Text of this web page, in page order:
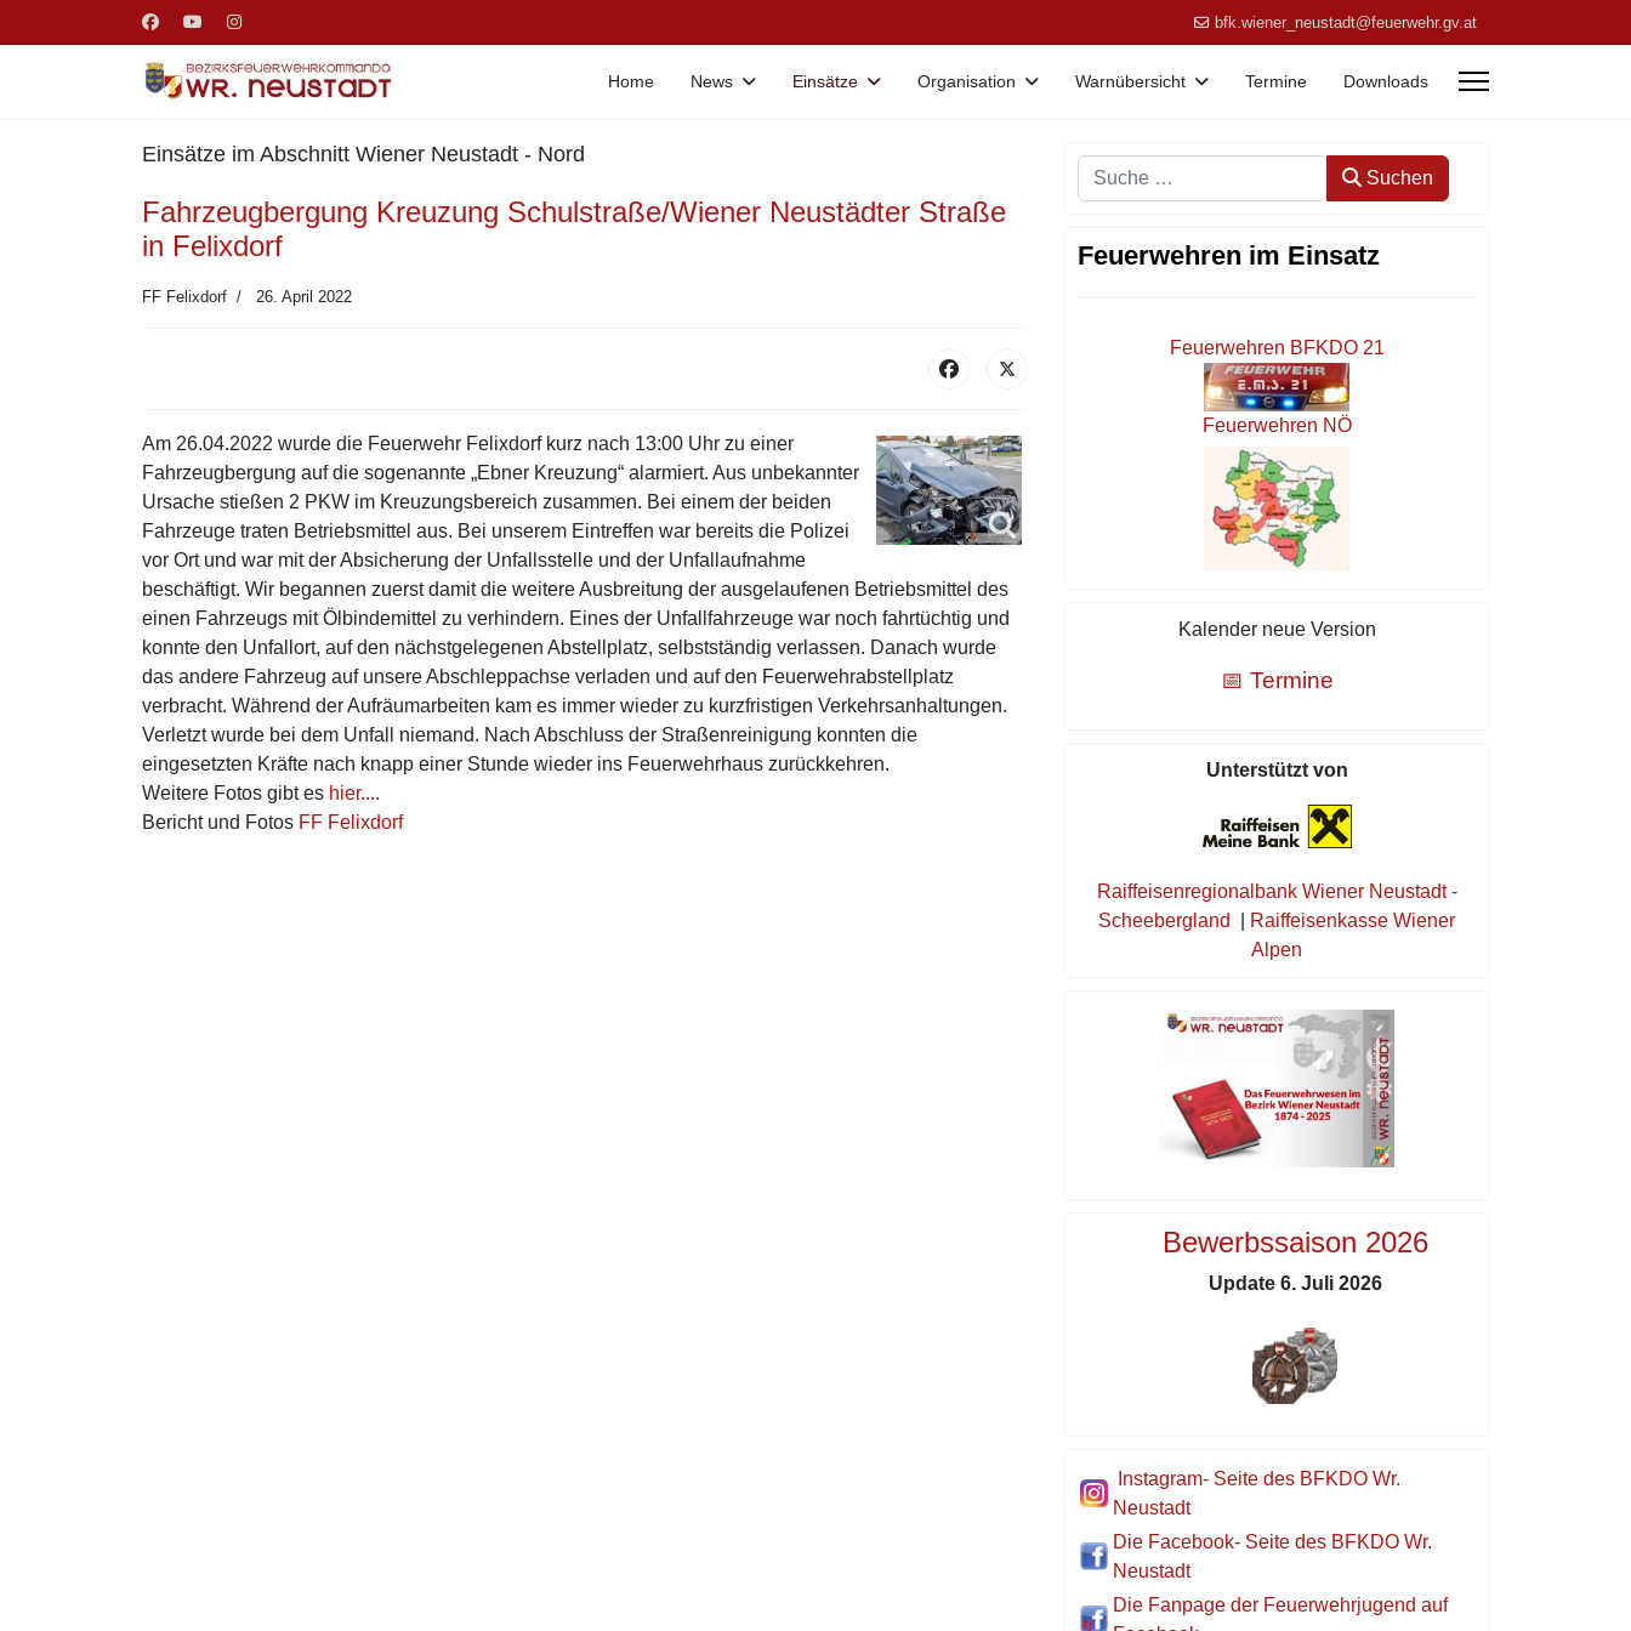
bfk.wiener_neustadt@feuerwehr.gv.at
Home News Einsätze Organisation Warnübersicht Termine Downloads
Einsätze im Abschnitt Wiener Neustadt - Nord
Fahrzeugbergung Kreuzung Schulstraße/Wiener Neustädter Straße
in Felixdorf
FF Felixdorf 26. April 2022
Am 26.04.2022 wurde die Feuerwehr Felixdorf kurz nach 13:00 Uhr zu einer
Fahrzeugbergung auf die sogenannte „Ebner Kreuzung“ alarmiert. Aus unbekannter
Ursache stießen 2 PKW im Kreuzungsbereich zusammen. Bei einem der beiden
Fahrzeuge traten Betriebsmittel aus. Bei unserem Eintreffen war bereits die Polizei
vor Ort und war mit der Absicherung der Unfallsstelle und der Unfallaufnahme
beschäftigt. Wir begannen zuerst damit die weitere Ausbreitung der ausgelaufenen Betriebsmittel des
einen Fahrzeugs mit Ölbindemittel zu verhindern. Eines der Unfallfahrzeuge war noch fahrtüchtig und
konnte den Unfallort, auf den nächstgelegenen Abstellplatz, selbstständig verlassen. Danach wurde
das andere Fahrzeug auf unsere Abschleppachse verladen und auf den Feuerwehrabstellplatz
verbracht. Während der Aufräumarbeiten kam es immer wieder zu kurzfristigen Verkehrsanhaltungen.
Verletzt wurde bei dem Unfall niemand. Nach Abschluss der Straßenreinigung konnten die
eingesetzten Kräfte nach knapp einer Stunde wieder ins Feuerwehrhaus zurückkehren.
Weitere Fotos gibt es hier....
Bericht und Fotos FF Felixdorf
Suchen Suchen
Feuerwehren im Einsatz
Feuerwehren BFKDO 21
Feuerwehren NÖ
Kalender neue Version
📅 Termine
Unterstützt von
Raiffeisenregionalbank Wiener Neustadt -
Scheebergland
Raiffeisenkasse Wiener
Alpen
Bewerbssaison 2026
Update 6. Juli 2026
Instagram- Seite des BFKDO Wr.
Neustadt
Die Facebook- Seite des BFKDO Wr.
Neustadt
Die Fanpage der Feuerwehrjugend auf